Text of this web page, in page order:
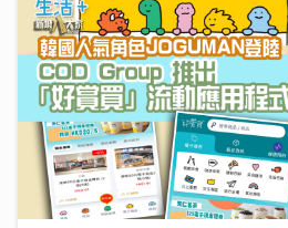
新城廣播有限公司版權
Copyright ©
Corporation Limited.